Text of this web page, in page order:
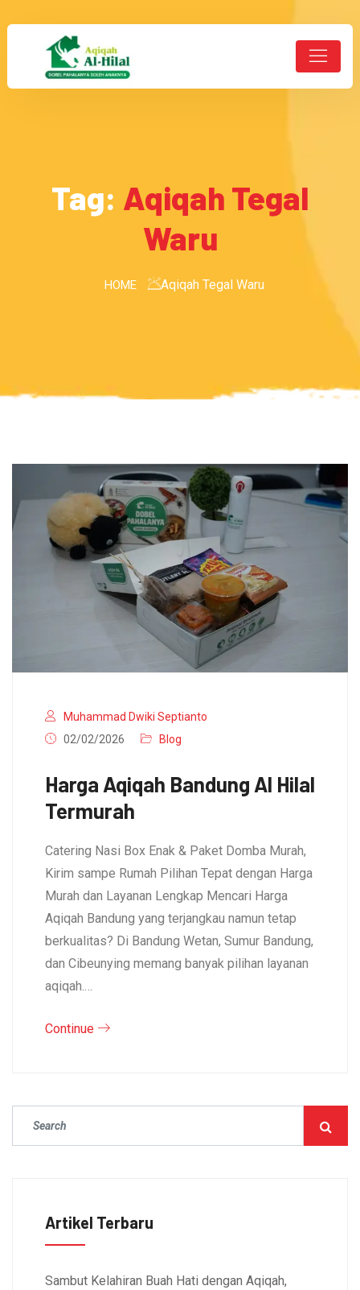
Tag: Aqiqah Tegal
Waru
HOME Aqiqah Tegal Waru
Muhammad Dwiki Septianto
02/02/2026
Blog
Harga Aqiqah Bandung Al Hilal
Termurah
Catering Nasi Box Enak & Paket Domba Murah,
Kirim sampe Rumah Pilihan Tepat dengan Harga
Murah dan Layanan Lengkap Mencari Harga
Aqiqah Bandung yang terjangkau namun tetap
berkualitas? Di Bandung Wetan, Sumur Bandung,
dan Cibeunying memang banyak pilihan layanan
aqiqah.…
Continue
Artikel Terbaru
Sambut Kelahiran Buah Hati dengan Aqiqah,